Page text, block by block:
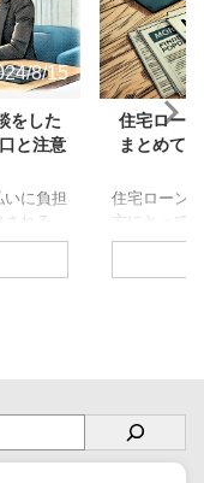
8/15
をした
と注意
に負担
れる
ません。
握し
ローン
ローン
住宅ロー
まとめて
住宅ローン
方にとって
通れない重
られます。
リット・デ
グ 住宅ロ